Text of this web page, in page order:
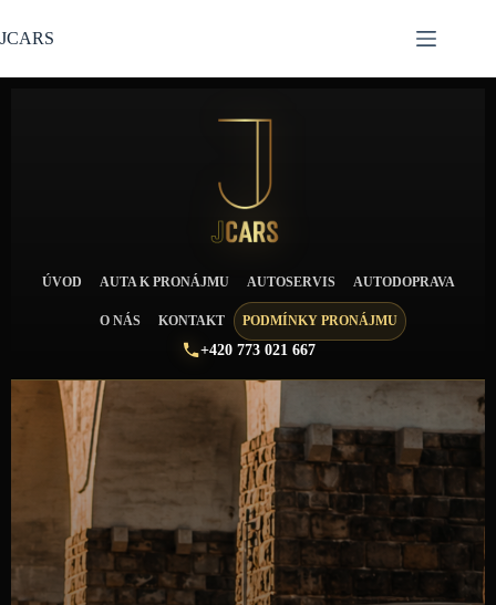
JCARS
ÚVOD AUTA K PRONÁJMU AUTOSERVIS AUTODOPRAVA
O NÁS KONTAKT PODMÍNKY PRONÁJMU
+420 773 021 667